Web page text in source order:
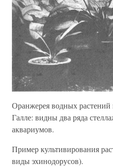
Оранжерея водных растений
Галле: видны два ряда
аквариумов.
Пример культивирования
виды эхинодорусов).